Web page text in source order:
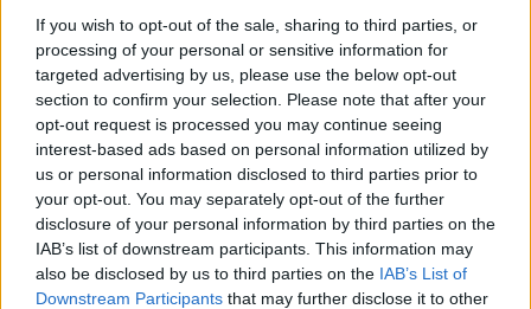
If you wish to opt-out of the sale, sharing to third parties, or
processing of your personal or sensitive information for
targeted advertising by us, please use the below opt-out
section to confirm your selection. Please note that after your
opt-out request is processed you may continue seeing
interest-based ads based on personal information utilized by
us or personal information disclosed to third parties prior to
your opt-out. You may separately opt-out of the further
disclosure of your personal information by third parties on the
IAB’s list of downstream participants. This information may
also be disclosed by us to third parties on the IAB’s List of
Downstream Participants that may further disclose it to other
Hospodářským zvířatům pomáhají při vedrech remízky
i kamenné stáje
4.8.2026 12:52 ( ČTK
Hospodářská zvířata na jihu
Čech se při tropických
teplotách ochlazují v
remízkách i kamenných stájích.
Někteří jihočeští farmáři
vypouštějí krávy, ovce či koně na pastviny v noci a v největších
vedrech je nechávají uvnitř chladnějších budov. Kvůli suchu
neroste na loukách tráva a zemědělci musí dobytek přikrmovat
zásobami sena na zimu. Vysychají zdroje vody a rostou náklady na
její dopravu i na elektřinu na ochlazování zvířat, zjistila ČTK.